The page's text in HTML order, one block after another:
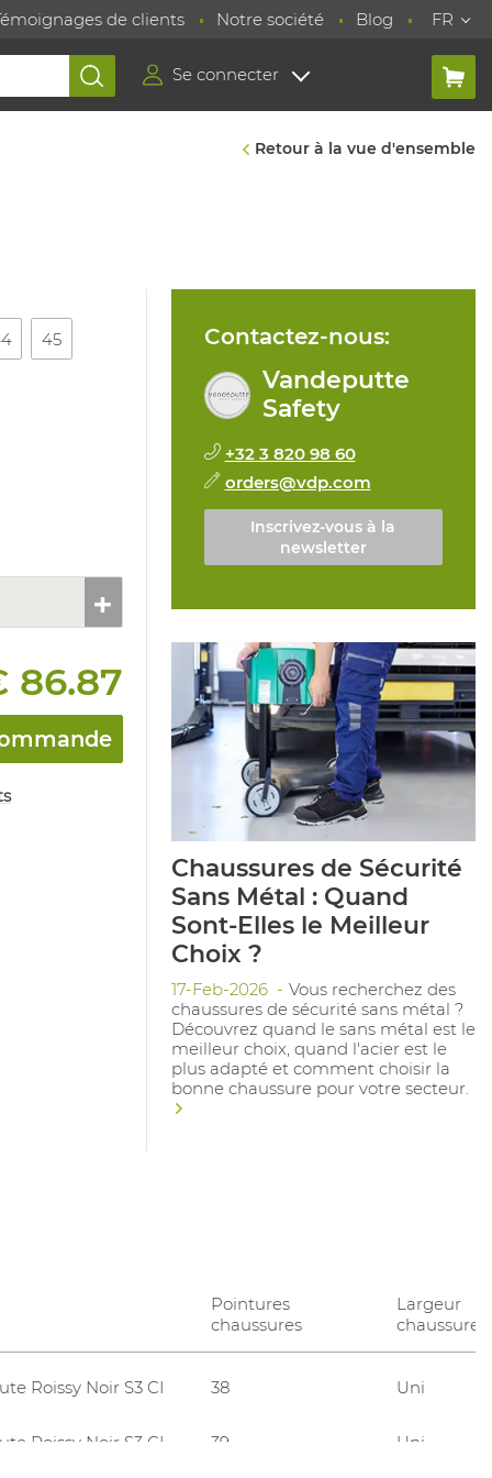
de clients Notre société Blog FR
Se connecter
Retour à la vue d'ensemble
45
86.87
Contactez-nous:
Vandeputte
Safety
+32 3 820 98 60
orders@vdp.com
Inscrivez-vous à la
newsletter
Chaussures de Sécurité
Sans Métal : Quand
Sont-Elles le Meilleur
Choix ?
17-Feb-2026
Vous recherchez des
chaussures de sécurité sans métal ?
Découvrez quand le sans métal est le
meilleur choix, quand l'acier est le
plus adapté et comment choisir la
bonne chaussure pour votre secteur.
Pointures
chaussures
Largeur
chaussures
Roissy Noir S3 CI
38 Uni
Roissy Noir S3 CI
39 Uni